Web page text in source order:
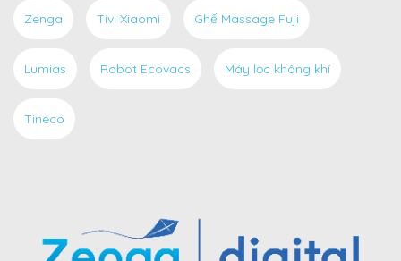
Zenga Tivi Xiaomi Ghế Massage Fuji
Lumias Robot Ecovacs Máy lọc không khí
Tineco